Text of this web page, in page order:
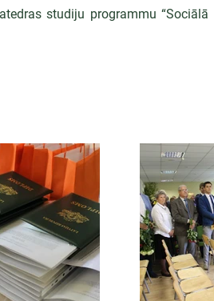
studiju programmu